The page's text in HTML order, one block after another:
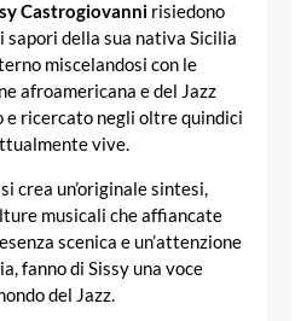
Castrogiovanni risiedono
sapori della sua nativa Sicilia
miscelandosi con le
afroamericana e del Jazz
e ricercato negli oltre quindici
vive.
crea un’originale sintesi,
musicali che affiancate
scenica e un’attenzione
fanno di Sissy una voce
del Jazz.